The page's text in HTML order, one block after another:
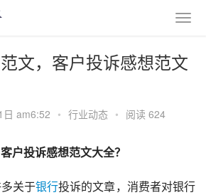
文，客户投诉感想范文
am6:52 • 行业动态 • 阅读 624
户投诉感想范文大全？
关于银行投诉的文章，消费者对银行